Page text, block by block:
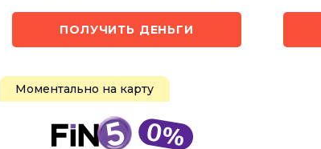
ПОЛУЧИТЬ ДЕНЬГИ
Моментально на карту